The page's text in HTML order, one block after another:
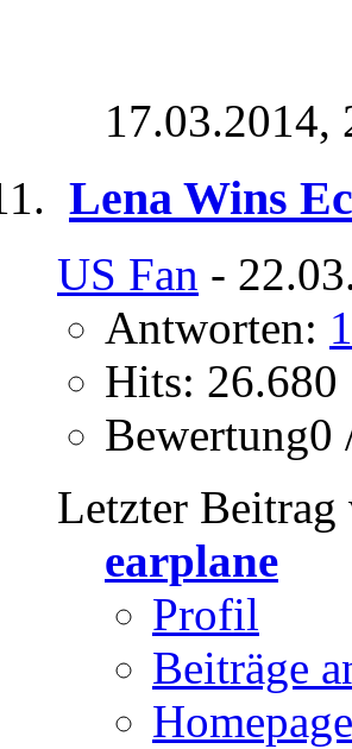
17.03.2014,
Lena Wins
US Fan -
Antworten: 1
Hits: 26.680
Bewertung0
Letzter Beitrag
earplane
Profil
Beiträge